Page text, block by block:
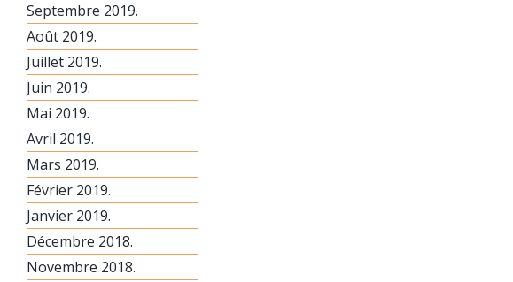
Septembre 2019.
Août 2019.
Juillet 2019.
Juin 2019.
Mai 2019.
Avril 2019.
Mars 2019.
Février 2019.
Janvier 2019.
Décembre 2018.
Novembre 2018.